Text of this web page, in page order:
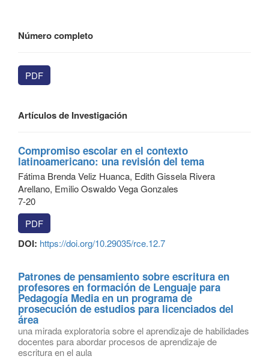
Número completo
PDF
Artículos de Investigación
Compromiso escolar en el contexto
latinoamericano: una revisión del tema
Fátima Brenda Veliz Huanca, Edith Gissela Rivera
Arellano, Emilio Oswaldo Vega Gonzales
7-20
PDF
DOI: https://doi.org/10.29035/rce.12.7
Patrones de pensamiento sobre escritura en
profesores en formación de Lenguaje para
Pedagogía Media en un programa de
prosecución de estudios para licenciados del
área
una mirada exploratoria sobre el aprendizaje de habilidades
docentes para abordar procesos de aprendizaje de
escritura en el aula